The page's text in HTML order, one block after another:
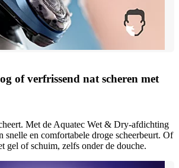
of verfrissend nat scheren met
Met de Aquatec Wet & Dry-afdichting
snelle en comfortabele droge scheerbeurt. Of
gel of schuim, zelfs onder de douche.